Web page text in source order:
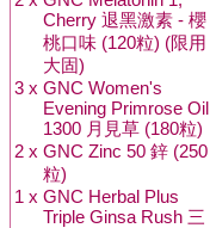
Cherry 退黑激素 - 櫻
桃口味 (120粒) (限用
大固)
3 x GNC Women's
Evening Primrose Oil
1300 月見草 (180粒)
2 x GNC Zinc 50 鋅 (250
粒)
1 x GNC Herbal Plus
Triple Ginsa Rush 三